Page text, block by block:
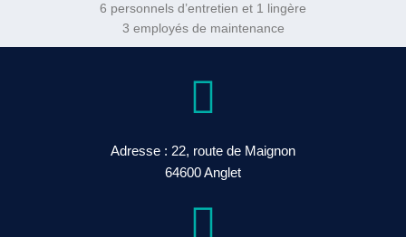
6 personnels d’entretien et 1 lingère
3 employés de maintenance
Adresse : 22, route de Maignon
64600 Anglet